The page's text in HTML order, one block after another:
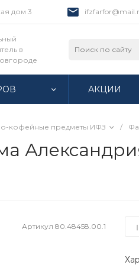
дом 3
в
АКЦИИ
кофейные предметы ИФЗ /
Артикул80.48458.00.1